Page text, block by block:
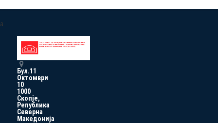
a
Бул.11
Октомври
10
1000
Скопје,
Република
Северна
Македонија